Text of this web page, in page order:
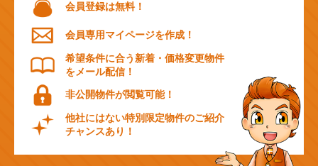
会員登録は無料！
会員専用マイページを作成！
希望条件に合う新着・価格変更物件
をメール配信！
非公開物件が閲覧可能！
他社にはない特別限定物件のご紹介
チャンスあり！